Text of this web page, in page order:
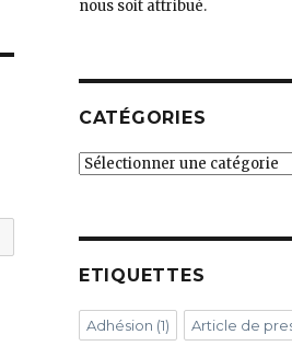
nous soit attribué.
CATÉGORIES
Catégories
ETIQUETTES
Adhésion (1) Article de